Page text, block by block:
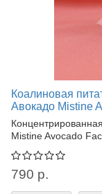
Коалиновая
Авокадо Mistine
Mistine Avocado
790 р.